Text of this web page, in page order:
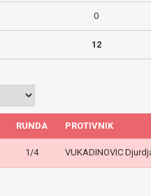
0
12
RUNDA PROTIVNIK
1/4 VUKADINOVIC